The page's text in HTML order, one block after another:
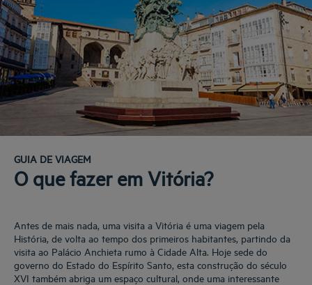
GUIA DE VIAGEM
O que fazer em Vitória?
Antes de mais nada, uma visita a Vitória é uma viagem pela
História, de volta ao tempo dos primeiros habitantes, partindo da
visita ao Palácio Anchieta rumo à Cidade Alta. Hoje sede do
governo do Estado do Espírito Santo, esta construção do século
XVI também abriga um espaço cultural, onde uma interessante